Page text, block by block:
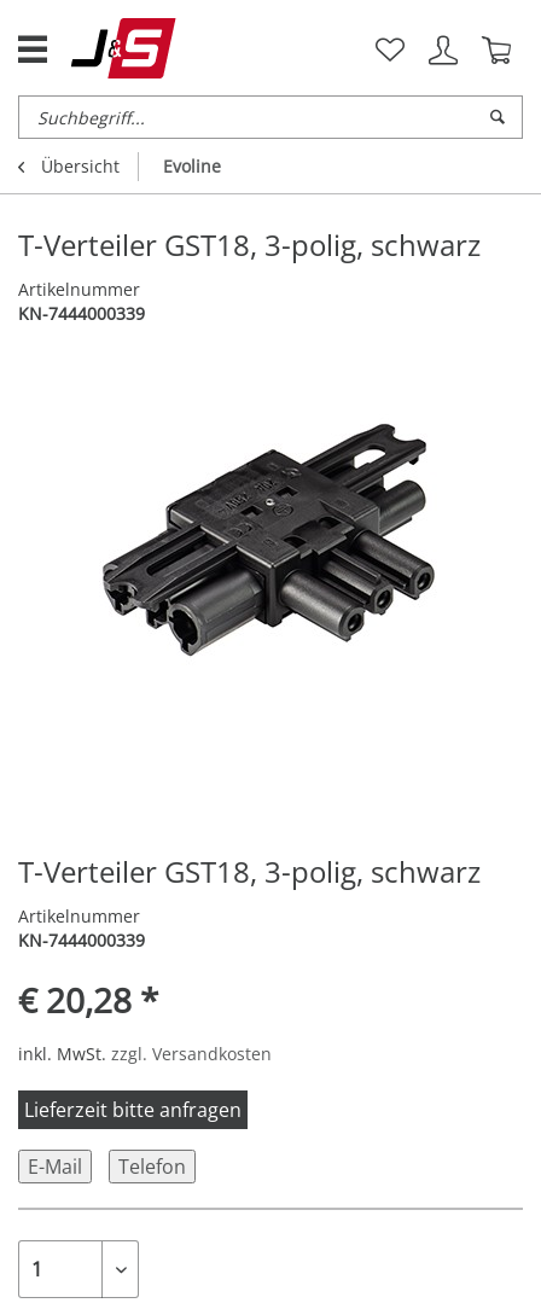
Übersicht Evoline
T-Verteiler GST18, 3-polig, schwarz
Artikelnummer
KN-7444000339
T-Verteiler GST18, 3-polig, schwarz
Artikelnummer
KN-7444000339
€ 20,28 *
inkl. MwSt. zzgl. Versandkosten
Lieferzeit bitte anfragen
E-Mail Telefon